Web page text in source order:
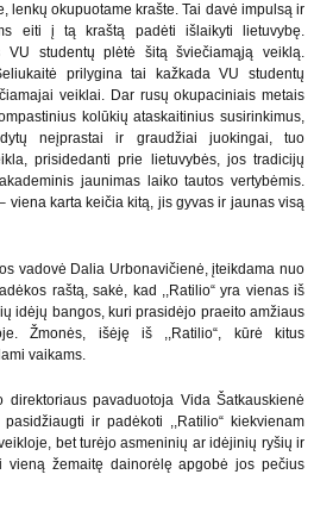
lenkų okupuotame krašte. Tai davė impulsą ir
eiti į tą kraštą padėti išlaikyti lietuvybę.
studentų plėtė šitą šviečiamąją veiklą.
prilygina tai kažkada VU studentų
veiklai. Dar rusų okupaciniais metais
kolūkių ataskaitinius susirinkimus,
neįprastai ir graudžiai juokingai, tuo
prisidedanti prie lietuvybės, jos tradicijų
jaunimas laiko tautos vertybėmis.
viena karta keičia kitą, jis gyvas ir jaunas visą
vadovė Dalia Urbonavičienė, įteikdama nuo
raštą, sakė, kad ,,Ratilio“ yra vienas iš
idėjų bangos, kuri prasidėjo praeito amžiaus
Žmonės, išėję iš ,,Ratilio“, kūrė kitus
vaikams.
direktoriaus pavaduotoja Vida Šatkauskienė
ir padėkoti ,,Ratilio“ kiekvienam
bet turėjo asmeninių ar idėjinių ryšių ir
vieną žemaitę dainorėlę apgobė jos pečius